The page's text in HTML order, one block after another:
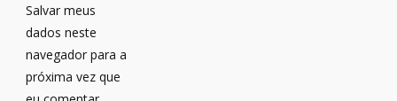
Salvar meus
dados neste
navegador para a
próxima vez que